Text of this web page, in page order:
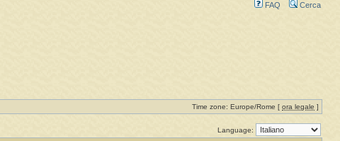
FAQ Cerca
Time zone: Europe/Rome [ ora legale ]
Language: